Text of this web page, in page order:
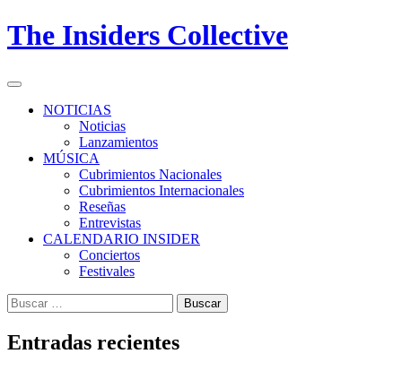
Skip
to
The Insiders Collective
Primary
NOTICIAS
Noticias
Lanzamientos
MÚSICA
Cubrimientos Nacionales
Cubrimientos Internacionales
Reseñas
Entrevistas
CALENDARIO INSIDER
Conciertos
Festivales
Buscar:
Entradas recientes